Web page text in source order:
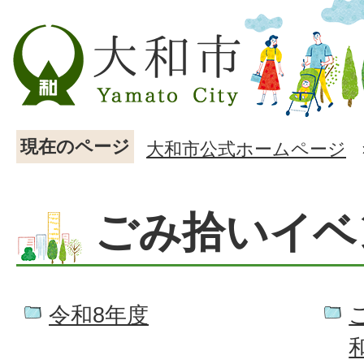
現在のページ 大和市公式ホームページ
ごみ拾いイ
令和8年度